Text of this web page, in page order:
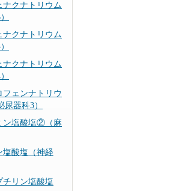
ナクナトリウム
ナクナトリウム
ナクナトリウム
フェンナトリウ
器科3）
ン塩酸塩②（麻
塩酸塩（神経
チリン塩酸塩